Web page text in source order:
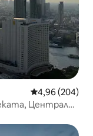
Средна
4,96 (204)
Централен